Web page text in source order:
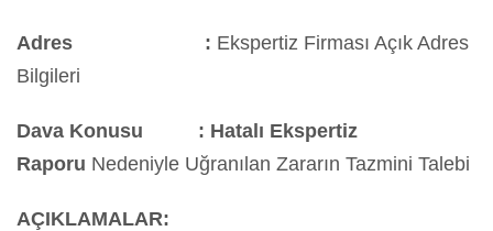
Adres : Ekspertiz Firması Açık Adres
Bilgileri
Dava Konusu : Hatalı Ekspertiz
Raporu Nedeniyle Uğranılan Zararın Tazmini Talebi
AÇIKLAMALAR: